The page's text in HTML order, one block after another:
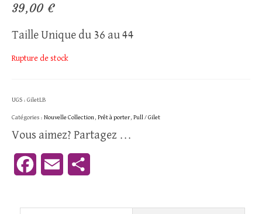
39,00 €
Taille Unique du 36 au 44
Rupture de stock
UGS : GiletLB
Catégories : Nouvelle Collection , Prêt à porter, Pull / Gilet
Vous aimez? Partagez ...
FacebookEmail